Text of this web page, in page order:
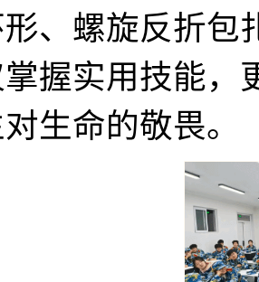
、螺旋反折包
握实用技能，
生命的敬畏。